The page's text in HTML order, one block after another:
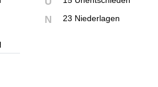
N 23 Niederlagen